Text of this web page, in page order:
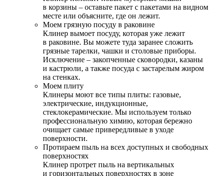
в корзины – оставьте пакет с пакетами на видном
месте или объясните, где он лежит.
Моем грязную посуду в раковине
Клинер вымоет посуду, которая уже лежит
в раковине. Вы можете туда заранее сложить
грязные тарелки, чашки и столовые приборы.
Исключение – закопченные сковородки, казаны
и кастрюли, а также посуда с застарелым жиром
на стенках.
Моем плиту
Клинеры моют все типы плиты: газовые,
электрические, индукционные,
стеклокерамические. Мы используем только
профессиональную химию, которая бережно
очищает самые привередливые в уходе
поверхности.
Протираем пыль на всех доступных и свободных
поверхностях
Клинер протрет пыль на вертикальных
и горизонтальных поверхностях в зоне